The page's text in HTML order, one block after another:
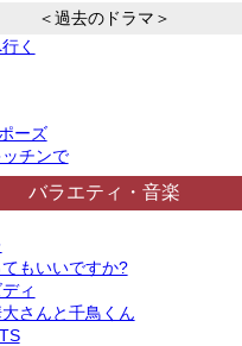
＜過去のドラマ＞
く
ーズ
チンで
バラエティ・音楽
もいいですか?
ィ
さんと千鳥くん